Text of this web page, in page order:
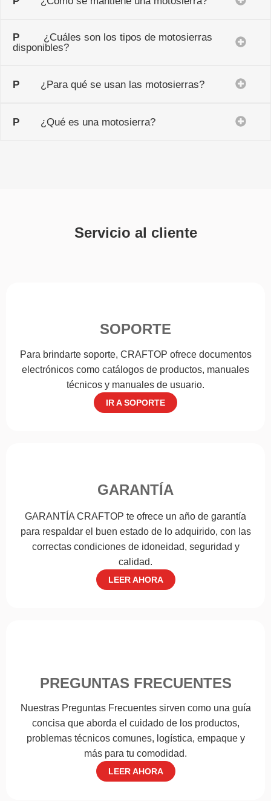
P ¿Cuáles son los tipos de motosierras
disponibles?
P ¿Para qué se usan las motosierras?
P ¿Qué es una motosierra?
Servicio al cliente
SOPORTE
Para brindarte soporte, CRAFTOP ofrece documentos
electrónicos como catálogos de productos, manuales
técnicos y manuales de usuario.
IR A SOPORTE
GARANTÍA
GARANTÍA CRAFTOP te ofrece un año de garantía
para respaldar el buen estado de lo adquirido, con las
correctas condiciones de idoneidad, seguridad y
calidad.
LEER AHORA
PREGUNTAS FRECUENTES
Nuestras Preguntas Frecuentes sirven como una guía
concisa que aborda el cuidado de los productos,
problemas técnicos comunes, logística, empaque y
más para tu comodidad.
LEER AHORA